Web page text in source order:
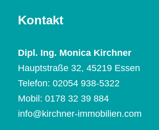
Kontakt
Dipl. Ing. Monica Kirchner
Hauptstraße 32, 45219 Essen
Telefon: 02054 938-5322
Mobil: 0178 32 39 884
info@kirchner-immobilien.com